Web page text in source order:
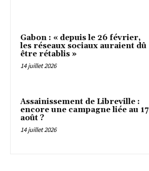
Gabon : « depuis le 26 février,
les réseaux sociaux auraient dû
être rétablis »
14 juillet 2026
Assainissement de Libreville :
encore une campagne liée au 17
août ?
14 juillet 2026